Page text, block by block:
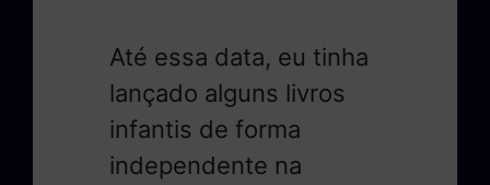
Até essa data, eu tinha
lançado alguns livros
infantis de forma
independente na